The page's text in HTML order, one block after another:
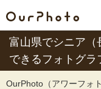
富山県でシニア（
できるフォトグラ
OurPhoto（アワーフォ